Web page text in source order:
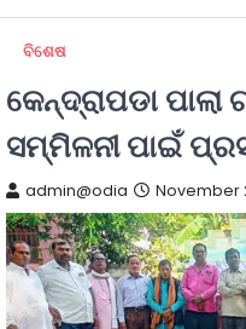
ବିଶେଷ
କେନ୍ଦ୍ରାପଡା
ସମ୍ମିଳନୀ ପାଇଁ
admin@odia November